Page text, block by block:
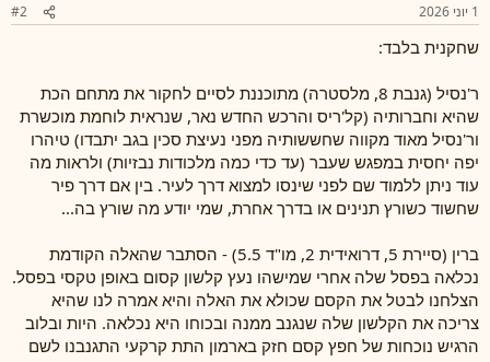
1 יוני 2026 #2
שחקנית בלבד:
ר'נסיל (גנבת 8, מלסטרה) מתוכננת לסיים לחקור את מתחם הכת
שהיא וחברותיה (קל'ריס והרכש החדש נאר, שנראית לוחמת מוכשרת
ור'נסיל מאוד מקווה שחששותיה מפני נעיצת סכין בגב יתבדו) טיהרו
יפה יחסית במפגש שעבר (עד כדי כמה מלכודות נבזיות) ולראות מה
עוד ניתן ללמוד שם לפני שינסו למצוא דרך לעיר. בין אם דרך פיר
שחשוד כשורץ תנינים או בדרך אחרת, שמי יודע מה שורץ בה...
ברין (סיירת 5, דרואידית 2, מו"ד 5.5) - הסתבר שהאלה הקודמת
נכלאה בפסל שלה אחרי שמישהו נעץ קלשון קסום באופן טקסי בפסל.
הצלחנו לבטל את הקסם שכולא את האלה והיא אמרה לנו שהיא
צריכה את הקלשון שלה שנגנב ממנה ובכוחו היא נכלאה. היות ובלוב
הרגיש נוכחות של חפץ קסם חזק בארמון התת קרקעי התגנבנו לשם